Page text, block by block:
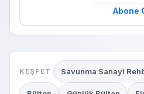
Abone
KEŞFET Savunma Sanayi